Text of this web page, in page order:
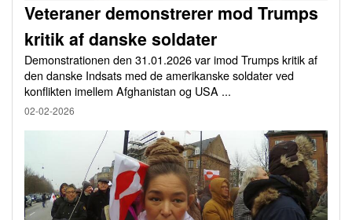
Veteraner demonstrerer mod Trumps
kritik af danske soldater
Demonstrationen den 31.01.2026 var imod Trumps kritik af
den danske Indsats med de amerikanske soldater ved
konflikten imellem Afghanistan og USA ...
02-02-2026